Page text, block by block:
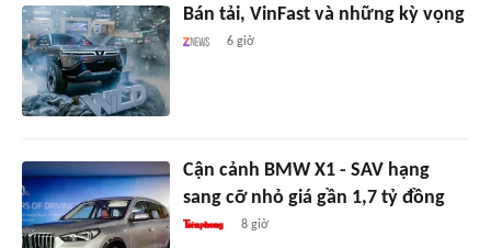
Bán tải, VinFast và những kỳ vọng
6 giờ
Cận cảnh BMW X1 - SAV hạng
sang cỡ nhỏ giá gần 1,7 tỷ đồng
8 giờ